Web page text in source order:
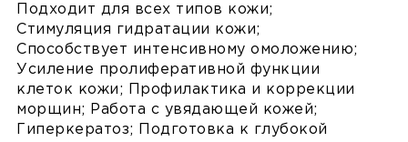
Подходит для всех типов кожи;
Стимуляция гидратации кожи;
Способствует интенсивному омоложению;
Усиление пролиферативной функции
клеток кожи; Профилактика и коррекции
морщин; Работа с увядающей кожей;
Гиперкератоз; Подготовка к глубокой